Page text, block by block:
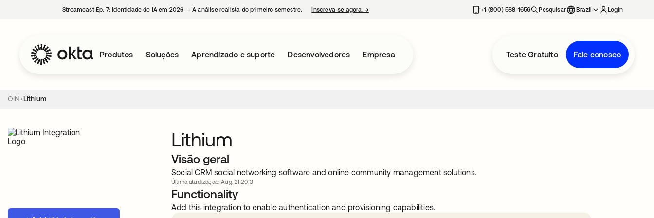
Streamcast Ep. 7: Identidade de IA em 2026 — A análise realista do primeiro semestre. Inscreva-se agora. → +1 (800) 588-1656 Pesquisar Brazil Login
Produtos Soluções Aprendizado e suporte Desenvolvedores Empresa Teste Gratuito Fale conosco
OIN Lithium
Lithium
Visão geral
Social CRM social networking software and online community management solutions.
Última atualização: Aug. 21 2013
Functionality
Add this integration to enable authentication and provisioning capabilities.